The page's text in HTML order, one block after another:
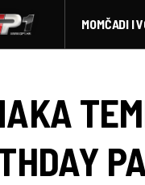
MOMČADI I